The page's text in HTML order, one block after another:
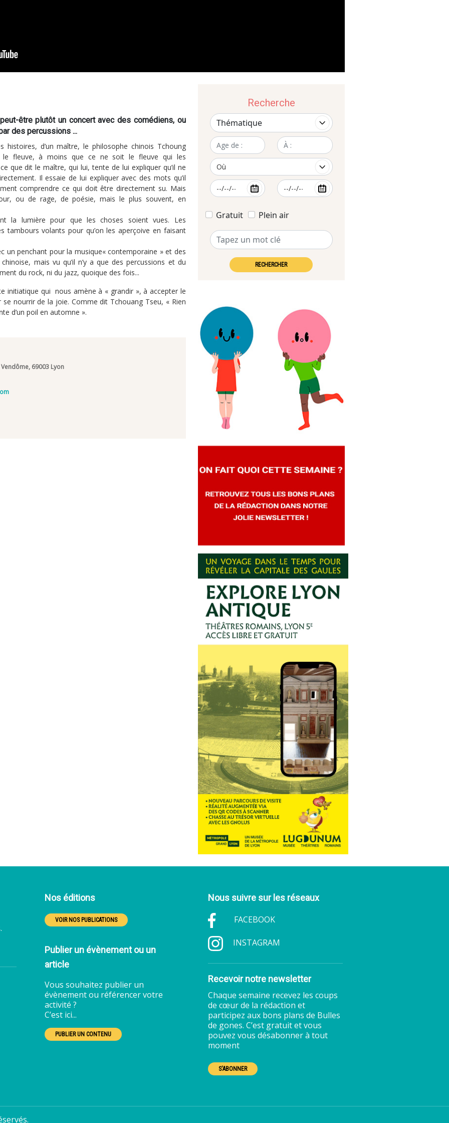
être plutôt un concert avec des comédiens, ou
des percussions ...
histoires, d’un maître, le philosophe chinois Tchoung
fleuve, à moins que ce ne soit le fleuve qui les
que dit le maître, qui lui, tente de lui expliquer qu’il ne
Il essaie de lui expliquer avec des mots qu’il
comprendre ce qui doit être directement su. Mais
ou de rage, de poésie, mais le plus souvent, en
la lumière pour que les choses soient vues. Les
tambours volants pour qu’on les aperçoive en faisant
un penchant pour la musique« contemporaine » et des
mais vu qu’il n’y a que des percussions et du
du rock, ni du jazz, quoique des fois...
initiatique qui nous amène à « grandir », à accepter le
nourrir de la joie. Comme dit Tchouang Tseu, « Rien
d’un poil en automne ».
69003 Lyon
Recherche
Gratuit Plein air
RECHERCHER
Nos éditions
VOIR NOS PUBLICATIONS
Publier un évènement ou un
article
Vous souhaitez publier un
évènement ou référencer votre
activité ?
C’est ici...
PUBLIER UN CONTENU
Nous suivre sur les réseaux
FACEBOOK
INSTAGRAM
Recevoir notre newsletter
Chaque semaine recevez les coups
de cœur de la rédaction et
participez aux bons plans de Bulles
de gones. C’est gratuit et vous
pouvez vous désabonner à tout
moment
S'ABONNER